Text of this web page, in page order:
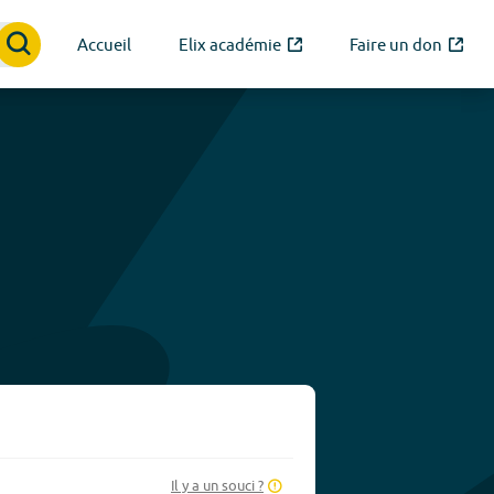
Accueil Elix académie Faire un don
Il y a un souci ?